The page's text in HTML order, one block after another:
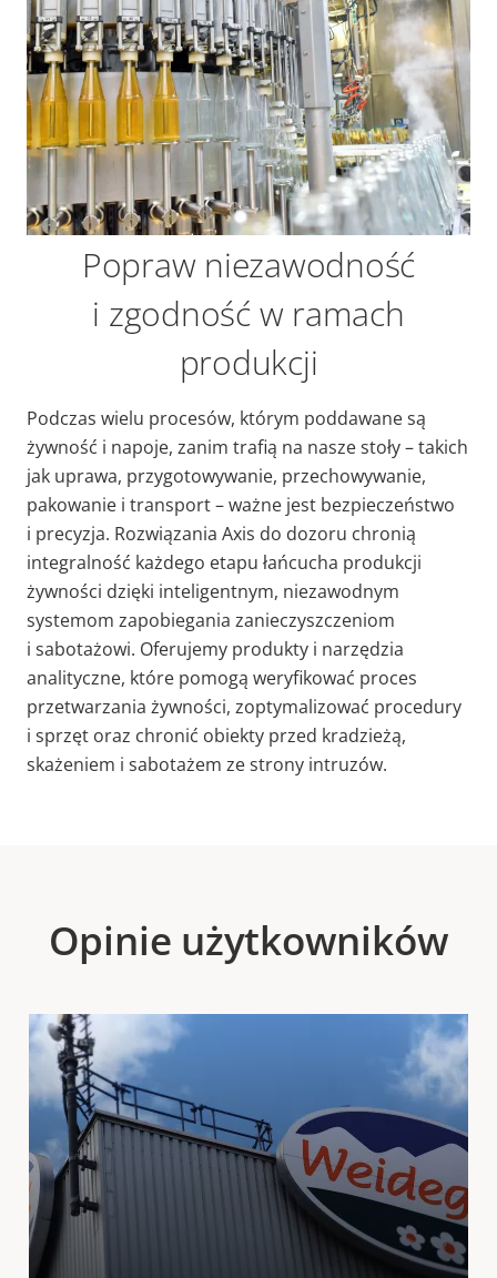
Popraw niezawodność
i zgodność w ramach
produkcji
Podczas wielu procesów, którym poddawane są
żywność i napoje, zanim trafią na nasze stoły – takich
jak uprawa, przygotowywanie, przechowywanie,
pakowanie i transport – ważne jest bezpieczeństwo
i precyzja. Rozwiązania Axis do dozoru chronią
integralność każdego etapu łańcucha produkcji
żywności dzięki inteligentnym, niezawodnym
systemom zapobiegania zanieczyszczeniom
i sabotażowi. Oferujemy produkty i narzędzia
analityczne, które pomogą weryfikować proces
przetwarzania żywności, zoptymalizować procedury
i sprzęt oraz chronić obiekty przed kradzieżą,
skażeniem i sabotażem ze strony intruzów.
Opinie użytkowników